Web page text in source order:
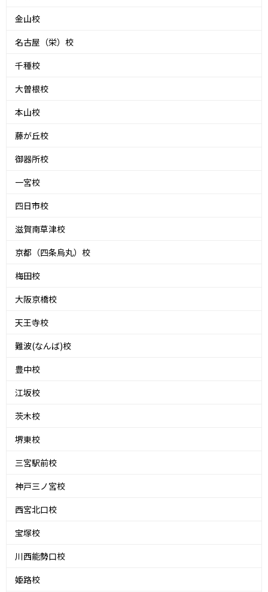
金山校
名古屋（栄）校
千種校
大曽根校
本山校
藤が丘校
御器所校
一宮校
四日市校
滋賀南草津校
京都（四条烏丸）校
梅田校
大阪京橋校
天王寺校
難波(なんば)校
豊中校
江坂校
茨木校
堺東校
三宮駅前校
神戸三ノ宮校
西宮北口校
宝塚校
川西能勢口校
姫路校